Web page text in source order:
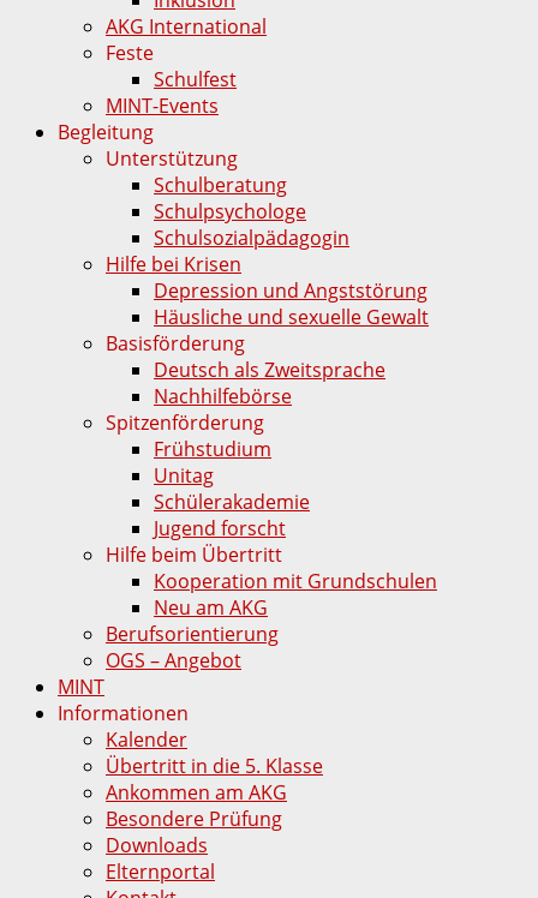
AKG International
Feste
Schulfest
MINT-Events
Begleitung
Unterstützung
Schulberatung
Schulpsychologe
Schulsozialpädagogin
Hilfe bei Krisen
Depression und Angststörung
Häusliche und sexuelle Gewalt
Basisförderung
Deutsch als Zweitsprache
Nachhilfebörse
Spitzenförderung
Frühstudium
Unitag
Schülerakademie
Jugend forscht
Hilfe beim Übertritt
Kooperation mit Grundschulen
Neu am AKG
Berufsorientierung
OGS – Angebot
MINT
Informationen
Kalender
Übertritt in die 5. Klasse
Ankommen am AKG
Besondere Prüfung
Downloads
Elternportal